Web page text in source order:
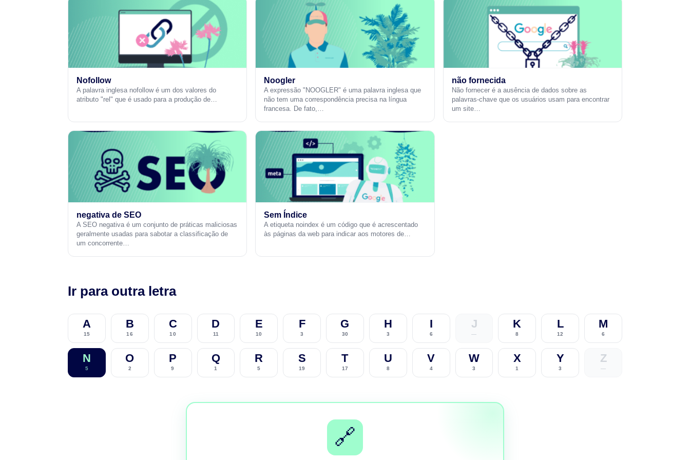
Nofollow
A palavra inglesa nofollow é um dos valores do
atributo "rel" que é usado para a produção de…
Noogler
A expressão "NOOGLER" é uma palavra inglesa que
não tem uma correspondência precisa na língua
francesa. De fato,…
não fornecida
Não fornecer é a ausência de dados sobre as
palavras-chave que os usuários usam para encontrar
um site…
negativa de SEO
A SEO negativa é um conjunto de práticas maliciosas
geralmente usadas para sabotar a classificação de
um concorrente…
Sem Índice
A etiqueta noindex é um código que é acrescentado
às páginas da web para indicar aos motores de…
Ir para outra letra
A
15
B
16
C
10
D
11
E
10
F
3
G
30
H
3
I
6
J
—
K
8
L
12
M
6
N
5
O
2
P
9
Q
1
R
5
S
19
T
17
U
8
V
4
W
3
X
1
Y
3
Z
—
🔗